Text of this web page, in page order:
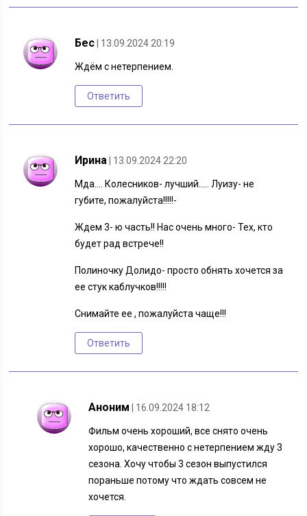
Бес | 13.09.2024 20:19
Ждём с нетерпением.
Ответить
Ирина | 13.09.2024 22:20
Мда…. Колесников- лучший….. Луизу- не
губите, пожалуйста!!!!!-
Ждем 3- ю часть!! Нас очень много- Тех, кто
будет рад встрече!!
Полиночку Долидо- просто обнять хочется за
ее стук каблучков!!!!!
Снимайте ее , пожалуйста чаще!!!
Ответить
Аноним | 16.09.2024 18:12
Фильм очень хороший, все снято очень
хорошо, качественно с нетерпением жду 3
сезона. Хочу чтобы 3 сезон выпустился
пораньше потому что ждать совсем не
хочется.